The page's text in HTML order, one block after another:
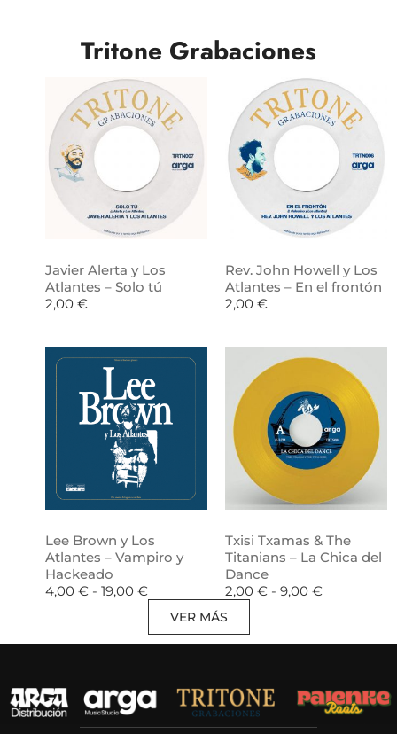
Tritone Grabaciones
Javier Alerta y Los
Atlantes – Solo tú
2,00 €
Rev. John Howell y Los
Atlantes – En el frontón
2,00 €
Lee Brown y Los
Atlantes – Vampiro y
Hackeado
4,00 € - 19,00 €
Txisi Txamas & The
Titanians – La Chica del
Dance
2,00 € - 9,00 €
VER MÁS